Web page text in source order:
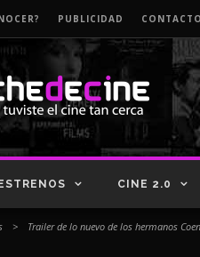
PUBLICIDAD CONTACTO
ESTRENOS CINE 2.0
> Trailer de lo nuevo de los hermanos